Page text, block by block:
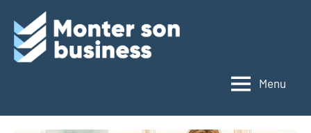
contenu
business
Menu